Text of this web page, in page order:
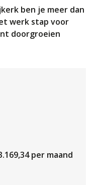
ben je meer dan
werk stap voor
doorgroeien
per maand